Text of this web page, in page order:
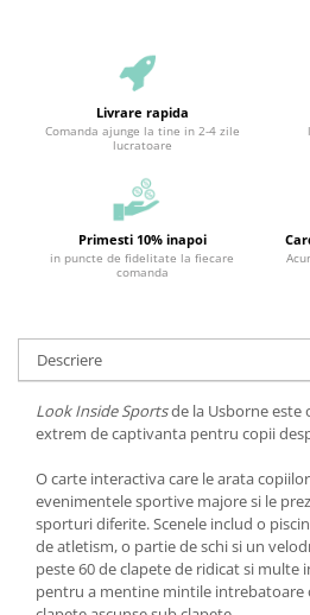
Livrare rapida
Comanda ajunge la tine in 2-4 zile
lucratoare
Primesti 10% inapoi
in puncte de fidelitate la fiecare
comanda
Descriere
Look Inside Sportsde la Usborne este
extrem de captivanta pentru copii
O carte interactiva care le arata
evenimentele sportive majore si le
sporturi diferite. Scenele includ o
de atletism, o partie de schi si un
peste 60 de clapete de ridicat si
pentru a mentine mintile intrebatoare